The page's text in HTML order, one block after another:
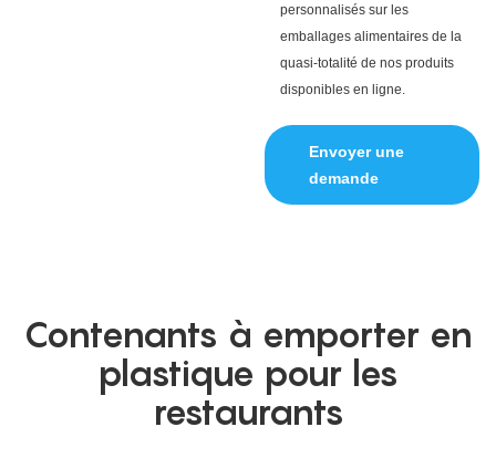
personnalisés sur les
emballages alimentaires de la
quasi-totalité de nos produits
disponibles en ligne.
Envoyer une
demande
Contenants à emporter en
plastique pour les
restaurants